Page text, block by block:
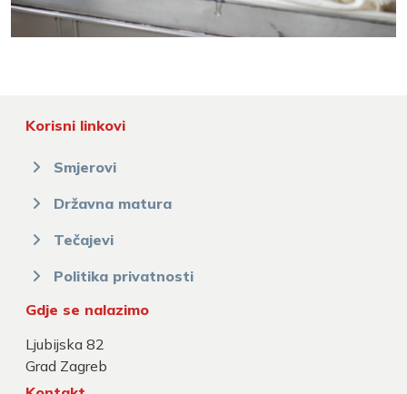
Korisni linkovi
Smjerovi
Državna matura
Tečajevi
Politika privatnosti
Gdje se nalazimo
Ljubijska 82
Grad Zagreb